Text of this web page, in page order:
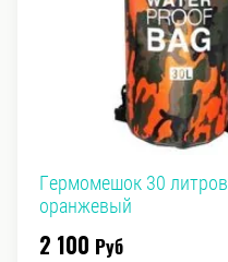
Гермомешок 30 литров
оранжевый
2 100 Руб